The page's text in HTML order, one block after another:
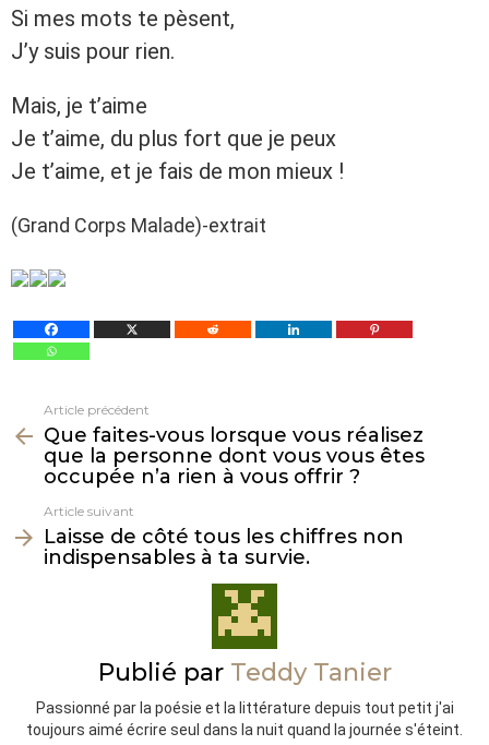
Si mes mots te pèsent,
J’y suis pour rien.
Mais, je t’aime
Je t’aime, du plus fort que je peux
Je t’aime, et je fais de mon mieux !
(Grand Corps Malade)-extrait
plus
Article précédent
Que faites-vous lorsque vous réalisez
que la personne dont vous vous êtes
occupée n’a rien à vous offrir ?
Article suivant
Laisse de côté tous les chiffres non
indispensables à ta survie.
Publié par Teddy Tanier
Passionné par la poésie et la littérature depuis tout petit j'ai
toujours aimé écrire seul dans la nuit quand la journée s'éteint.